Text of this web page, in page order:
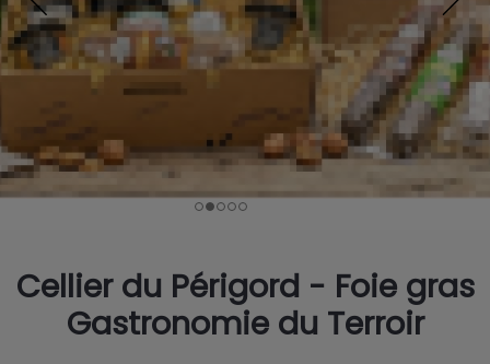
Cellier du Périgord - Foie gras
Gastronomie du Terroir